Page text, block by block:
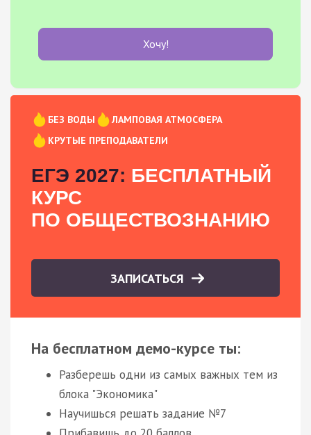
Хочу!
БЕЗ ВОДЫ
ЛАМПОВАЯ АТМОСФЕРА
КРУТЫЕ ПРЕПОДАВАТЕЛИ
ЕГЭ 2027: БЕСПЛАТНЫЙ
КУРС
ПО ОБЩЕСТВОЗНАНИЮ
ЗАПИСАТЬСЯ
На бесплатном демо-курсе ты:
Разберешь одни из самых важных тем из
блока "Экономика"
Научишься решать задание №7